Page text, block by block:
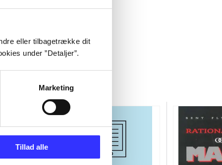
eller tilbagetrække dit
under ”Detaljer”.
Marketing
Tillad alle